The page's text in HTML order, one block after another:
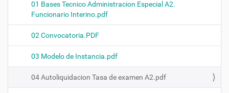
01 Bases Tecnico Administracion Especial A2.
Funcionario Interino.pdf
02 Convocatoria.PDF
03 Modelo de Instancia.pdf
04 Autoliquidacion Tasa de examen A2.pdf